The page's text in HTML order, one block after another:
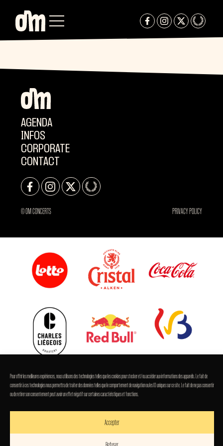
Pour offrir les meilleures expériences, nous utilisons des technologies telles que les cookies pour stocker et/ou accéder aux informations des appareils. Le fait de
consentir à ces technologies nous permettra de traiter des données telles que le comportement de navigation ou les ID uniques sur ce site. Le fait de ne pas consentir
ou de retirer son consentement peut avoir un effet négatif sur certaines caractéristiques et fonctions.
Accepter
AGENDA
INFOS
CORPORATE
CONTACT
© OM CONCERTS PRIVACY POLICY